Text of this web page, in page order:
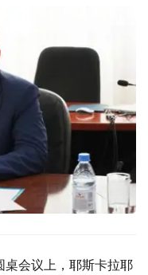
桌会议上，耶斯卡拉耶